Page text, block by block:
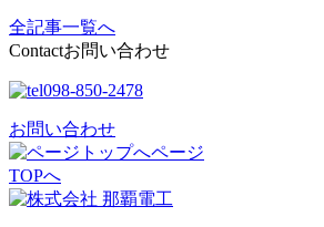
全記事一覧へ
Contactお問い合わせ
098-850-2478
お問い合わせ
ページ
TOPへ